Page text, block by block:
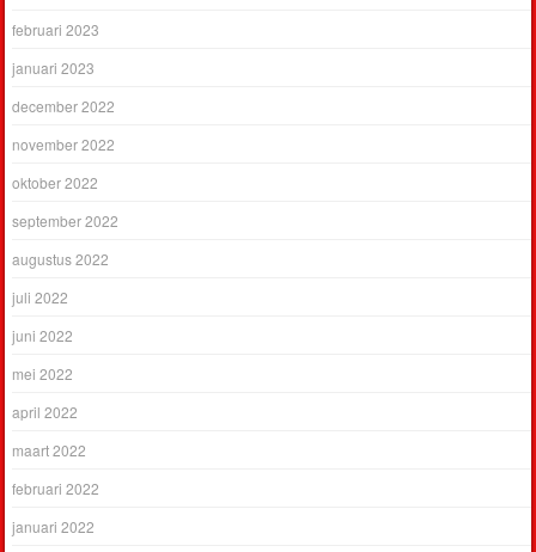
februari 2023
januari 2023
december 2022
november 2022
oktober 2022
september 2022
augustus 2022
juli 2022
juni 2022
mei 2022
april 2022
maart 2022
februari 2022
januari 2022